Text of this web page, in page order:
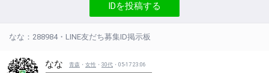
IDを投稿する
なな：288984・LINE友だち募集ID掲示板
なな 青森 ・ 女性 ・ 30代 ・05-17 23:06